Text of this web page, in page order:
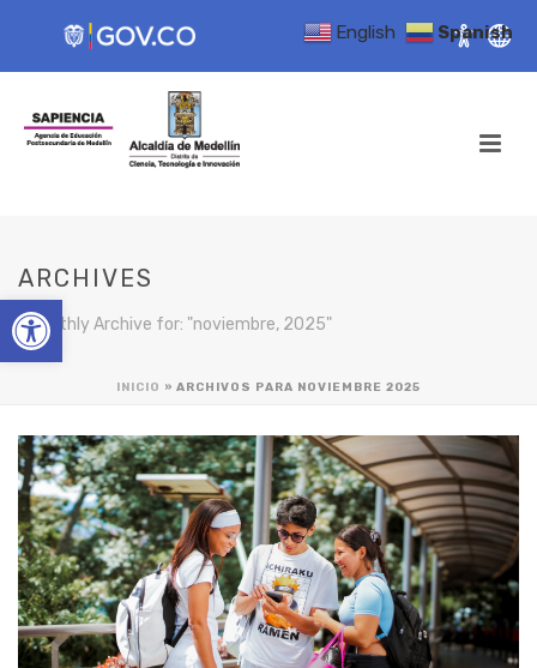
Open toolbar
ARCHIVES
Monthly Archive for: "noviembre, 2025"
INICIO » ARCHIVOS PARA NOVIEMBRE 2025
English Spanish